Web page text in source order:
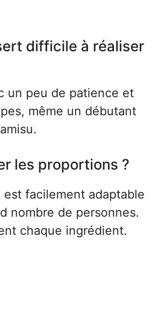
difficile à réaliser
un peu de patience et
même un débutant
les proportions ?
facilement adaptable
nombre de personnes.
chaque ingrédient.